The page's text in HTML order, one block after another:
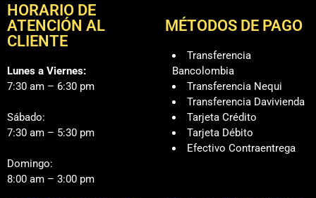
HORARIO DE
ATENCIÓN AL
CLIENTE
Lunes a Viernes:
7:30 am – 6:30 pm
Sábado:
7:30 am – 5:30 pm
Domingo:
8:00 am – 3:00 pm
MÉTODOS DE PAGO
Transferencia
Bancolombia
Transferencia Nequi
Transferencia Davivienda
Tarjeta Crédito
Tarjeta Débito
Efectivo Contraentrega